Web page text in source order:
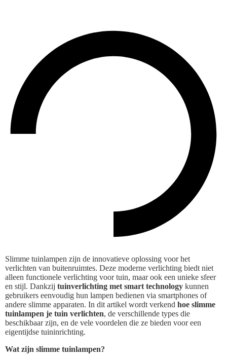
Slimme tuinlampen zijn de innovatieve oplossing voor het
verlichten van buitenruimtes. Deze moderne verlichting biedt niet
alleen functionele verlichting voor tuin, maar ook een unieke sfeer
en stijl. Dankzij tuinverlichting met smart technology kunnen
gebruikers eenvoudig hun lampen bedienen via smartphones of
andere slimme apparaten. In dit artikel wordt verkend hoe slimme
tuinlampen je tuin verlichten, de verschillende types die
beschikbaar zijn, en de vele voordelen die ze bieden voor een
eigentijdse tuininrichting.
Wat zijn slimme tuinlampen?